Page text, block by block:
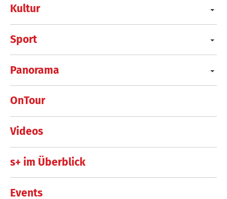
Kultur
Sport
Panorama
OnTour
Videos
s+ im Überblick
Events